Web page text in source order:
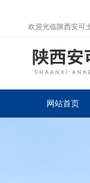
欢迎光临陕西安可
网站首页